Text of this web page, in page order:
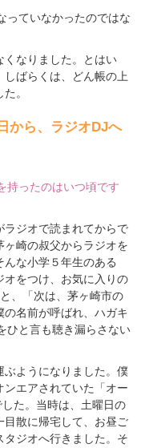
っていなかったのではな
くなりました。とはい
しばらくは、どん帳の上
。
から、ラジオDJへ
持ったのはいつ頃です
ジオで読まれてからで
崎の叔父からラジオを
な小学５年生のある
オをつけ、お気に入りの
、「次は、茅ヶ崎市の
名前が呼ばれ、ハガキ
ひと言も聴き漏らさない
ぶようになりました。僕
エアされていた「オー
た。当時は、土曜日の
散に帰宅して、お昼ご
ジオへ行きました。そ